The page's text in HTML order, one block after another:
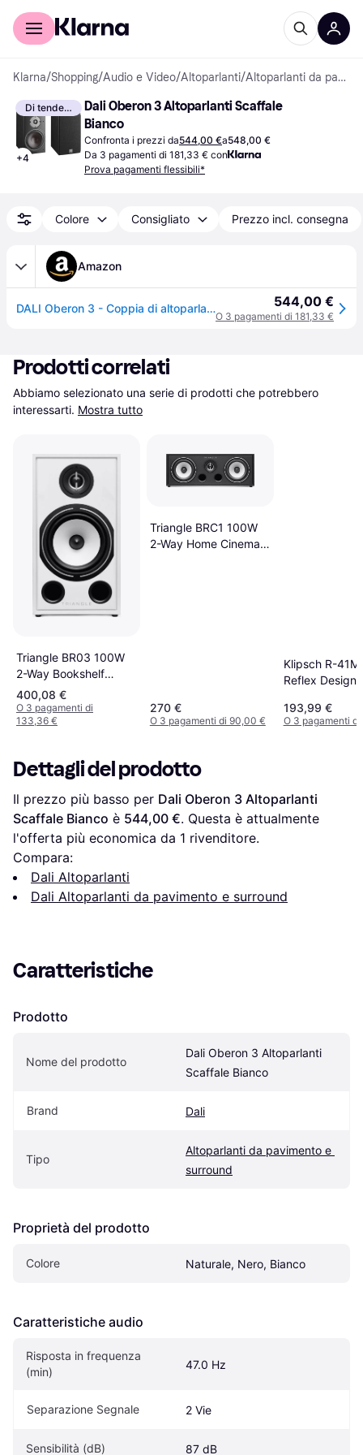
Per il tuo shopping
Klarna/Shopping/Audio e Video/Altoparlanti/ Altoparlanti da pavimento e surround
Di tendenza
+4
Dali Oberon 3 Altoparlanti Scaffale
Bianco
Confronta i prezzi da544,00 €a548,00 €
Da 3 pagamenti di 181,33 € con
Prova pagamenti flessibili*
Colore Consigliato Prezzo incl. consegna
Amazon
DALI Oberon 3 - Coppia di altoparlanti da scaffale – Squisita dinamica del suono e ricchezza di dettagli in design compatto, ideale per gli amanti della musica e gli appassionati di home theater, 544,00 €
O 3 pagamenti di 181,33 €
Prodotti correlati
Abbiamo selezionato una serie di prodotti che potrebbero
interessarti. Mostra tutto
Triangle BR03 100W
2-Way Bookshelf
Speakers
400,08 €
O 3 pagamenti di
133,36 €
Triangle BRC1 100W
2-Way Home Cinema
270 €
O 3 pagamenti di 90,00 €
Klipsch R-41M
Reflex Design
Black (Pair)
193,99 €
O 3 pagamenti
Dettagli del prodotto
Il prezzo più basso per Dali Oberon 3 Altoparlanti
Scaffale Bianco è 544,00 €. Questa è attualmente
l'offerta più economica da 1 rivenditore.
Compara:
Dali Altoparlanti
Dali Altoparlanti da pavimento e surround
Caratteristiche
Prodotto
Nome del prodotto
Dali Oberon 3 Altoparlanti
Scaffale Bianco
Brand Dali
Tipo
Altoparlanti da pavimento e
surround
Proprietà del prodotto
Colore Naturale, Nero, Bianco
Caratteristiche audio
Risposta in frequenza
(min)
47.0 Hz
Separazione Segnale 2 Vie
Sensibilità (dB) 87 dB